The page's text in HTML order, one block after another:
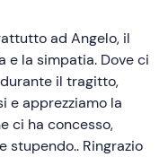
ad Angelo, il
e la simpatia. Dove ci
il tragitto,
e apprezziamo la
ci ha concesso,
stupendo.. Ringrazio